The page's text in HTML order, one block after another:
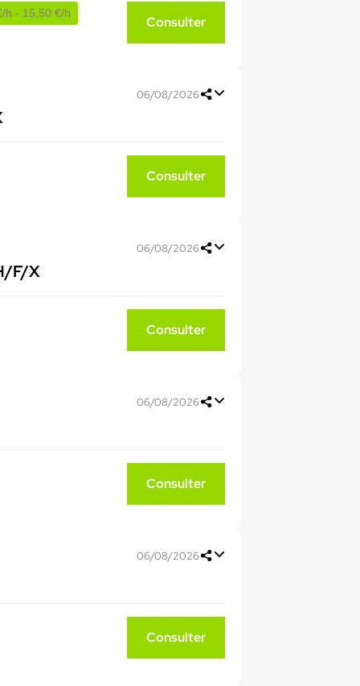
h - 15,50 €/h
Consulter
06/08/2026
Consulter
06/08/2026
F/X
Consulter
06/08/2026
Consulter
06/08/2026
Consulter